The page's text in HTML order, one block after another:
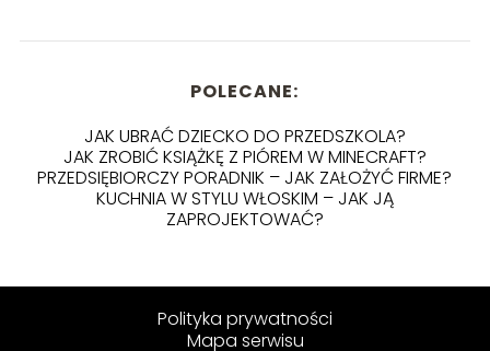
POLECANE:
JAK UBRAĆ DZIECKO DO PRZEDSZKOLA?
JAK ZROBIĆ KSIĄŻKĘ Z PIÓREM W MINECRAFT?
PRZEDSIĘBIORCZY PORADNIK – JAK ZAŁOŻYĆ FIRME?
KUCHNIA W STYLU WŁOSKIM – JAK JĄ
ZAPROJEKTOWAĆ?
Polityka prywatności
Mapa serwisu